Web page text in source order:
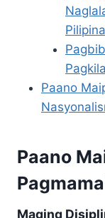
Paano
Paano
Maging